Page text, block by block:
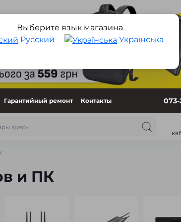
Гарантийный ремонт Контакты 073-
и ПК
Выберите язык магазина
Русский
Українська